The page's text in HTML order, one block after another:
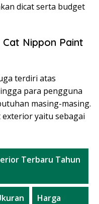
dicat serta budget
Nippon Paint
terdiri atas
para pengguna
masing-masing.
yaitu sebagai
Terbaru Tahun
Harga